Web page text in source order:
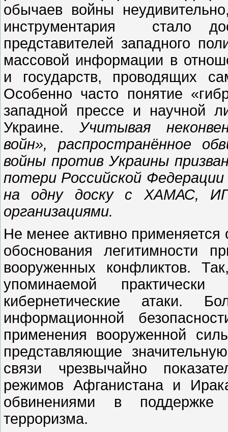
обычаев войны
инструментария стало
представителей западного
массовой информации в
и государств, проводящих
Особенно часто понятие
западной прессе и научной
Украине. Учитывая
войн», распространённое
войны против Украины
потери Российской
на одну доску с ХАМАС,
организациями.
Не менее активно
обоснования легитимности
вооруженных конфликтов.
упоминаемой
кибернетические атаки.
информационной
применения вооруженной
представляющие
связи чрезвычайно
режимов Афганистана и
обвинениями в поддержке
терроризма.